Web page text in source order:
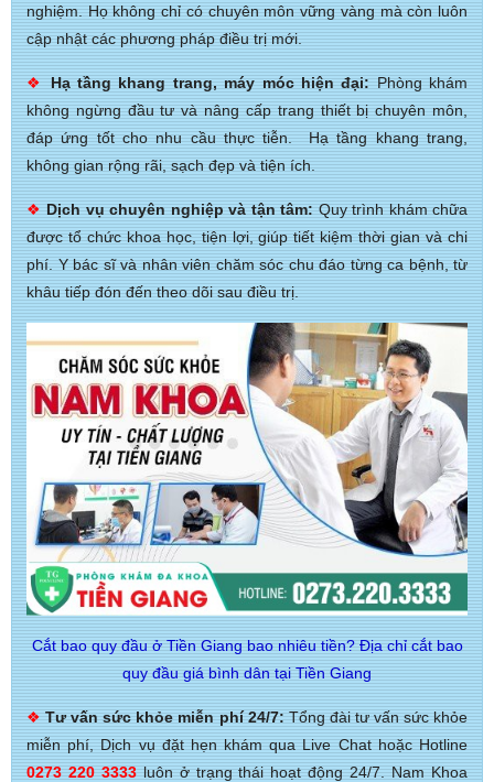
nghiệm. Họ không chỉ có chuyên môn vững vàng mà còn luôn
cập nhật các phương pháp điều trị mới.
❖Hạ tầng khang trang, máy móc hiện đại:Phòng khám
không ngừng đầu tư và nâng cấp trang thiết bị chuyên môn,
đáp ứng tốt cho nhu cầu thực tiễn. Hạ tầng khang trang,
không gian rộng rãi, sạch đẹp và tiện ích.
❖Dịch vụ chuyên nghiệp và tận tâm:Quy trình khám chữa
được tổ chức khoa học, tiện lợi, giúp tiết kiệm thời gian và chi
phí. Y bác sĩ và nhân viên chăm sóc chu đáo từng ca bệnh, từ
khâu tiếp đón đến theo dõi sau điều trị.
Cắt bao quy đầu ở Tiền Giang bao nhiêu tiền? Địa chỉ cắt bao
quy đầu giá bình dân tại Tiền Giang
❖ Tư vấn sức khỏe miễn phí 24/7:Tổng đài tư vấn sức khỏe
miễn phí, Dịch vụ đặt hẹn khám qua Live Chat hoặc Hotline
0273 220 3333luôn ở trạng thái hoạt động 24/7. Nam Khoa